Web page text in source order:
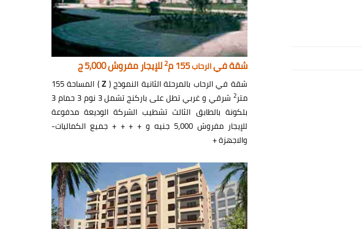
شقة فيالرحاب155 م 2للإيجار مفروش 5,000 ج
شقة في الرحاب بالمرحلة الثانية النموذج ( Z
) المساحة 155
متر2
شرقي و غربي تطل على باركنج تشمل 3 نوم 3 حمام 3
بلكونة بالطابق الثالث تشطيب الشركة الوديعة مدفوعة
للإيجار مفروش 5,000 جنيه و + + + + جميع الكماليات-
والاجهزة +